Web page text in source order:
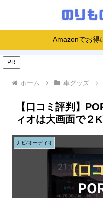
Amazonでお
PR
ホーム 車グッズ
【口コミ評判】
ィオは大画面で２K
ナビ/オーディオ